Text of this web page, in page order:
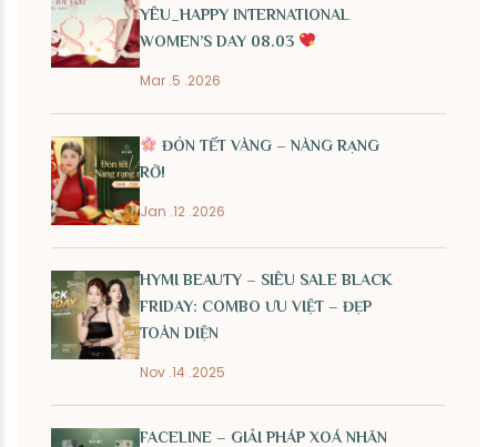
YÊU_HAPPY INTERNATIONAL
WOMEN’S DAY 08.03
Mar .5 .2026
ĐÓN TẾT VÀNG – NÀNG RẠNG
RỠ!
Jan .12 .2026
HYMI BEAUTY – SIÊU SALE BLACK
FRIDAY: COMBO ƯU VIỆT – ĐẸP
TOÀN DIỆN
Nov .14 .2025
FACELINE – GIẢI PHÁP XOÁ NHĂN